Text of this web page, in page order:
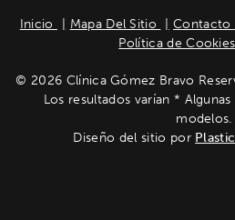
Inicio Mapa Del Sitio Contacto
Política de Cookies
© 2026 Clínica Gómez Bravo
Los resultados varían *
modelos.
Diseño del sitio por